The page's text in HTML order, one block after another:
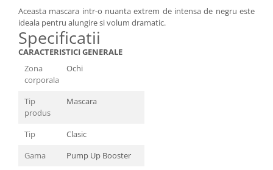
Aceasta mascara intr-o nuanta extrem de intensa de negru este
ideala pentru alungire si volum dramatic.
Specificatii
CARACTERISTICI GENERALE
Zona
corporala
Ochi
Tip
produs
Mascara
Tip
Clasic
Gama
Pump Up Booster